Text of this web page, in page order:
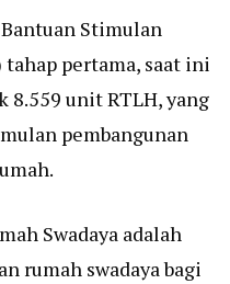
Stimulan
tahap pertama, saat ini
8.559 unit RTLH, yang
pembangunan
Swadaya adalah
rumah swadaya bagi